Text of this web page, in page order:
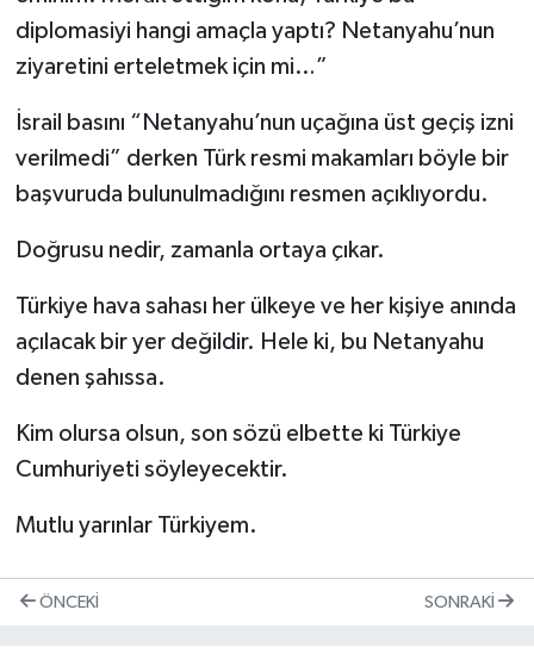
diplomasiyi hangi amaçla yaptı? Netanyahu’nun
ziyaretini erteletmek için mi…”
İsrail basını “Netanyahu’nun uçağına üst geçiş izni
verilmedi” derken Türk resmi makamları böyle bir
başvuruda bulunulmadığını resmen açıklıyordu.
Doğrusu nedir, zamanla ortaya çıkar.
Türkiye hava sahası her ülkeye ve her kişiye anında
açılacak bir yer değildir. Hele ki, bu Netanyahu
denen şahıssa.
Kim olursa olsun, son sözü elbette ki Türkiye
Cumhuriyeti söyleyecektir.
Mutlu yarınlar Türkiyem.
ÖNCEKI SONRAKI